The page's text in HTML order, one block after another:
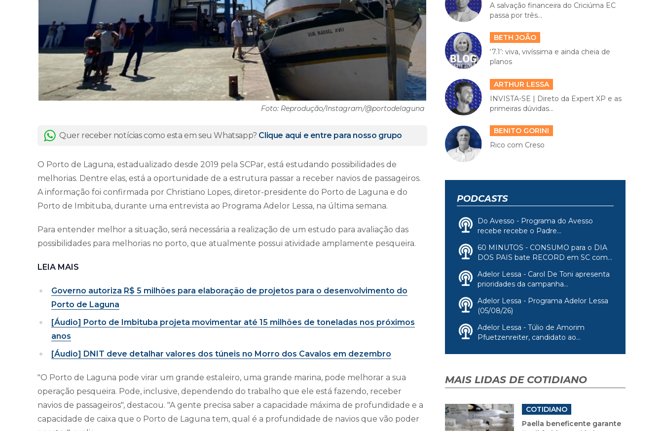
Foto: Reprodução/Instagram/@portodelaguna
Quer receber notícias como esta em seu Whatsapp? Clique aqui e entre para nosso grupo
O Porto de Laguna, estadualizado desde 2019 pela SCPar, está estudando possibilidades de
melhorias. Dentre elas, está a oportunidade de a estrutura passar a receber navios de passageiros.
A informação foi confirmada por Christiano Lopes, diretor-presidente do Porto de Laguna e do
Porto de Imbituba, durante uma entrevista ao Programa Adelor Lessa, na última semana.
Para entender melhor a situação, será necessária a realização de um estudo para avaliação das
possibilidades para melhorias no porto, que atualmente possui atividade amplamente pesqueira.
LEIA MAIS
Governo autoriza R$ 5 milhões para elaboração de projetos para o desenvolvimento do
Porto de Laguna
[Áudio] Porto de Imbituba projeta movimentar até 15 milhões de toneladas nos próximos
anos
[Áudio] DNIT deve detalhar valores dos túneis no Morro dos Cavalos em dezembro
"O Porto de Laguna pode virar um grande estaleiro, uma grande marina, pode melhorar a sua
operação pesqueira. Pode, inclusive, dependendo do trabalho que ele está fazendo, receber
navios de passageiros", destacou. "A gente precisa saber a capacidade máxima de profundidade e a
capacidade de caixa que o Porto de Laguna tem, qual é a profundidade de navios que vão poder
A salvação financeira do Criciúma EC
passa por três...
BETH JOÃO
‘7.1’: viva, vivíssima e ainda cheia de
planos
ARTHUR LESSA
INVISTA-SE | Direto da Expert XP e as
primeiras dúvidas...
BENITO GORINI
Rico com Creso
PODCASTS
Do Avesso - Programa do Avesso
recebe recebe o Padre...
60 MINUTOS - CONSUMO para o DIA
DOS PAIS bate RECORD em SC com...
Adelor Lessa - Carol De Toni apresenta
prioridades da campanha...
Adelor Lessa - Programa Adelor Lessa
(05/08/26)
Adelor Lessa - Túlio de Amorim
Pfuetzenreiter, candidato ao...
MAIS LIDAS DE COTIDIANO
COTIDIANO
Paella beneficente garante